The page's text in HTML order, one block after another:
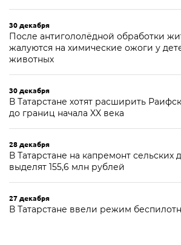
30 декабря
После антигололёдной обработки
жалуются на химические ожоги у
животных
30 декабря
В Татарстане хотят расширить
до границ начала XX века
28 декабря
В Татарстане на капремонт сельских
выделят 155,6 млн рублей
27 декабря
В Татарстане ввели режим